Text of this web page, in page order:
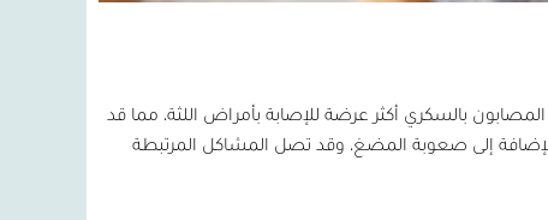
بالسكري أكثر عرضة للإصابة بأمراض اللثة، مما قد
إلى صعوبة المضغ، وقد تصل المشاكل المرتبطة